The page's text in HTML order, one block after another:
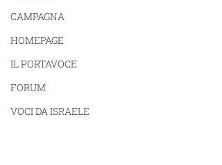
CAMPAGNA
HOMEPAGE
IL PORTAVOCE
FORUM
VOCI DA ISRAELE